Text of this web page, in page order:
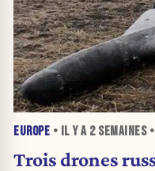
EUROPE • IL Y A 2 SEMAINES•
Trois drones